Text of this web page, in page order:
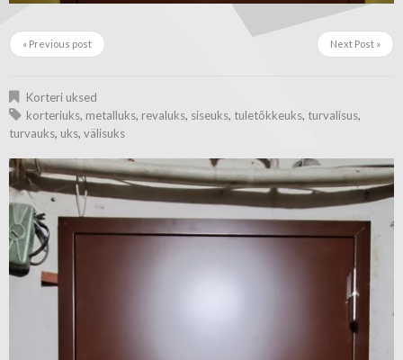
« Previous post Next Post »
Korteri uksed
korteriuks, metalluks, revaluks, siseuks, tuletõkkeuks, turvalisus,
turvauks, uks, välisuks